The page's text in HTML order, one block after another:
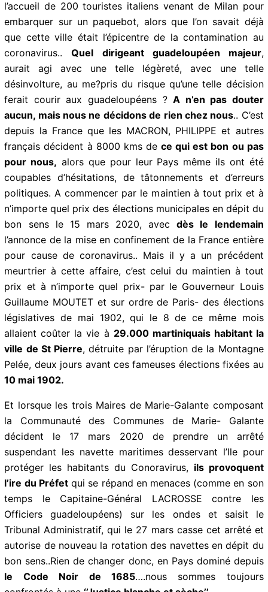
centaines, sans mesures permettant d’assurer d’une
quarantaine réelle, alors qu’ils avaient été en contact
durable avec des passagers contaminés par le
coronavirus.
C’est le même qui a autorisé en amont le 10 mars 2020
l’accueil de 200 touristes italiens venant de Milan pour
embarquer sur un paquebot, alors que l’on savait déjà
que cette ville était l’épicentre de la contamination au
coronavirus..Quel dirigeant guadeloupéen majeur ,
aurait agi avec une telle légèreté, avec une telle
désinvolture, au me?pris du risque qu’une telle décision
ferait courir aux guadeloupéens ?A n’en pas douter
aucun, mais nous ne décidons de rien chez nous..
C’est depuis la France que les MACRON, PHILIPPE et
autres français décident à 8000 kms dece qui est bon
ou pas pour nous,alors que pour leur Pays même ils
ont été coupables d’hésitations, de tâtonnements et
d’erreurs politiques. A commencer par le maintien à
tout prix et à n’importe quel prix des élections
municipales en dépit du bon sens le 15 mars 2020,
avecdès le lendemainl’annonce de la mise en
confinement de la France entière pour cause de
coronavirus.. Mais il y a un précédent meurtrier à cette
affaire, c’est celui du maintien à tout prix et à
n’importe quel prix- par le Gouverneur Louis Guillaume
MOUTET et sur ordre de Paris- des élections
législatives de mai 1902, qui le 8 de ce même mois
allaient coûter la vie à29.000 martiniquais habitant la
ville de St Pierre, détruite par l’éruption de la
Montagne Pelée, deux jours avant ces fameuses
élections fixées au10 mai 1902.
Et lorsque les trois Maires de Marie-Galante
composant la Communauté des Communes de Marie-
Galante décident le 17 mars 2020 de prendre un arrêté
suspendant les navette maritimes desservant l’Ile pour
protéger les habitants du Conoravirus,ils provoquent
l’ire du Préfetqui se répand en menaces (comme en